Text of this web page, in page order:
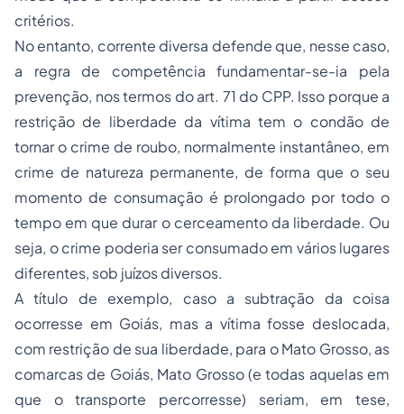
critérios.
No entanto, corrente diversa defende que, nesse caso,
a regra de competência fundamentar-se-ia pela
prevenção, nos termos do art. 71 do CPP. Isso porque a
restrição de liberdade da vítima tem o condão de
tornar o crime de roubo, normalmente instantâneo, em
crime de natureza permanente, de forma que o seu
momento de consumação é prolongado por todo o
tempo em que durar o cerceamento da liberdade. Ou
seja, o crime poderia ser consumado em vários lugares
diferentes, sob juízos diversos.
A título de exemplo, caso a subtração da coisa
ocorresse em Goiás, mas a vítima fosse deslocada,
com restrição de sua liberdade, para o Mato Grosso, as
comarcas de Goiás, Mato Grosso (e todas aquelas em
que o transporte percorresse) seriam, em tese,